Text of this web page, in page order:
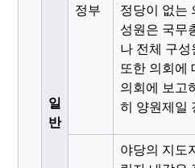
일
반
정부
정당이 없는
성원은 국무
나 전체 구
또한 의회에
의회에 보고
히 양원제일
야당의 지도